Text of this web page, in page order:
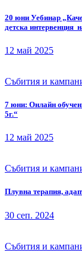
20 юни Уебинар
детска интервенция
12 май 2025
Събития и
7 юни: Онлайн
5г.“
12 май 2025
Събития и
Плувна терапия,
30 сеп. 2024
Събития и